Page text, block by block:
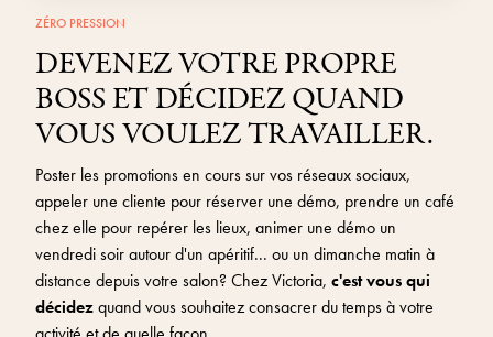
ZÉRO PRESSION
DEVENEZ VOTRE PROPRE
BOSS ET DÉCIDEZ QUAND
VOUS VOULEZ TRAVAILLER.
Poster les promotions en cours sur vos réseaux sociaux,
appeler une cliente pour réserver une démo, prendre un café
chez elle pour repérer les lieux, animer une démo un
vendredi soir autour d'un apéritif... ou un dimanche matin à
distance depuis votre salon? Chez Victoria, c'est vous qui
décidezquand vous souhaitez consacrer du temps à votre